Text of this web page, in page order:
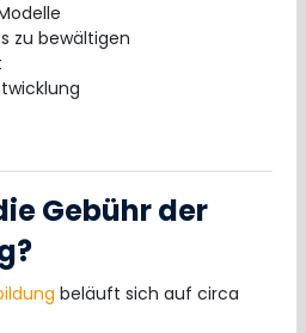
zu bewältigen
Gebühr der
beläuft sich auf circa